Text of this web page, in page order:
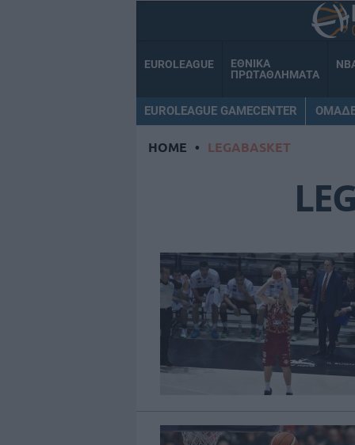
EUROLEAGUE
ΕΘΝΙΚΑ
ΠΡΩΤΑΘΛΗΜΑΤΑ
EUROLEAGUE GAMECENTER
HOME • LEGABASKET